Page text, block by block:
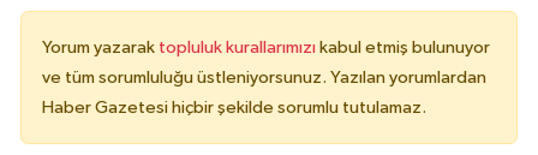
Yorum yazarak topluluk kurallarımızı kabul etmiş bulunuyor
ve tüm sorumluluğu üstleniyorsunuz. Yazılan yorumlardan
Haber Gazetesi hiçbir şekilde sorumlu tutulamaz.